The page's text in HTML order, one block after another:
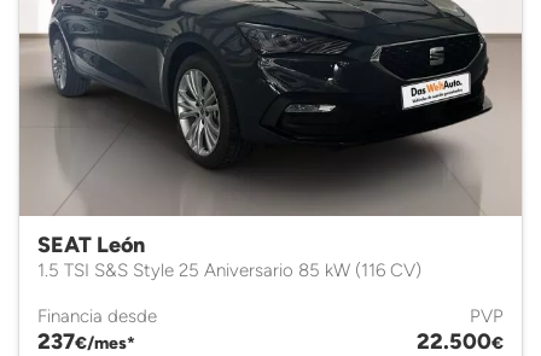
SEAT León
1.5 TSI S&S Style 25 Aniversario 85 kW (116 CV)
Financia desde
237€/mes*
PVP
22.500€